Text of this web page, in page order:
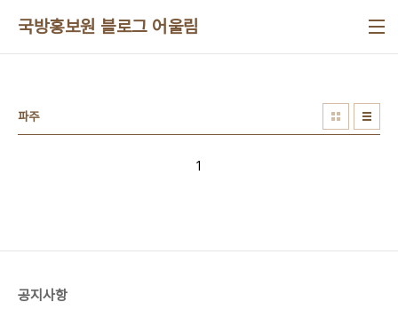
국방홍보원 블로그 어울림
파주
1
공지사항